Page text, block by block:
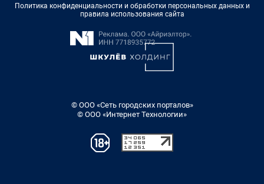
Политика конфиденциальности и обработки персональных данных и
правила использования сайта
© ООО «Сеть городских порталов»
© ООО «Интернет Технологии»